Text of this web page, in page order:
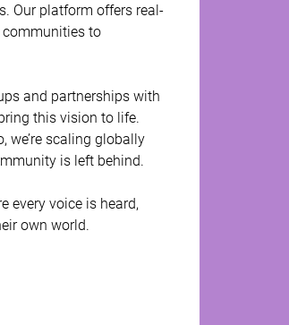
Our platform offers real-
to
and partnerships with
this vision to life.
we’re scaling globally
is left behind.
every voice is heard,
own world.